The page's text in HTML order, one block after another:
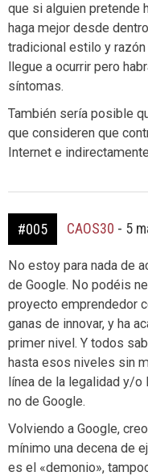
que si alguien pretende
haga mejor desde
tradicional estilo y razón
llegue a ocurrir pero
síntomas.
También sería posible
que consideren que
Internet e
#005 CAOS30 - 5
No estoy para nada de
de Google. No podéis
proyecto emprendedor
ganas de innovar, y ha
primer nivel. Y todos
hasta esos niveles sin
línea de la legalidad y/o
no de Google.
Volviendo a Google,
mínimo una decena de
es el «demonio»,